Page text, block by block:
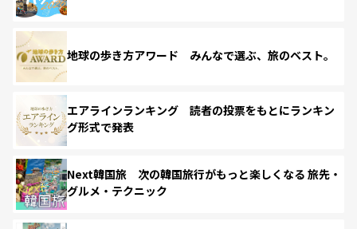
地球の歩き方アワード みんなで選ぶ、旅のベスト。
エアラインランキング 読者の投票をもとにランキン
グ形式で発表
Next韓国旅 次の韓国旅行がもっと楽しくなる 旅先・
グルメ・テクニック